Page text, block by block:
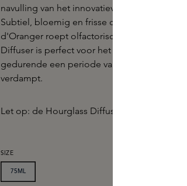
navulling van het innovatieve huisparfum in
Subtiel, bloemig en frisse citrus uit het
d'Oranger roept olfactorische
Diffuser is perfect voor het parfumeren van
gedurende een periode van enkele
verdampt.
Let op: de Hourglass Diffuser wordt apart
SELECTEER
SIZE
75ML